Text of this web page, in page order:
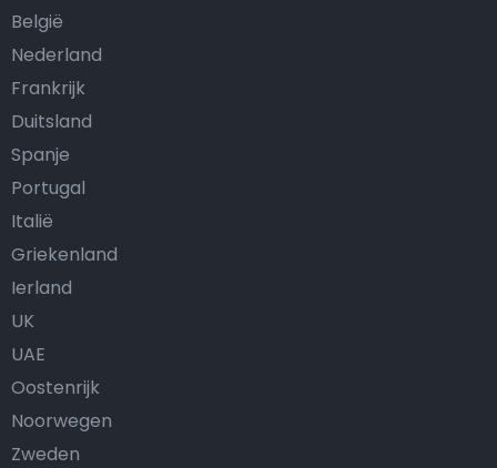
België
Nederland
Frankrijk
Duitsland
Spanje
Portugal
Italië
Griekenland
Ierland
UK
UAE
Oostenrijk
Noorwegen
Zweden